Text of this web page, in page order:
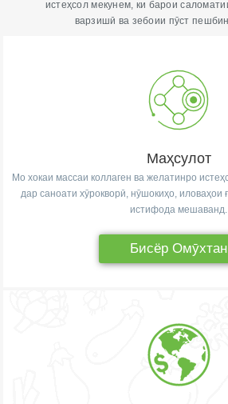
истеҳсол мекунем, ки барои
варзишӣ ва зебоии пӯст
Маҳсулот
Мо хокаи массаи коллаген ва желатинро
дар саноати хӯрокворӣ, нӯшокиҳо, иловаҳои
истифода мешаванд.
Бисёр Омӯхтан